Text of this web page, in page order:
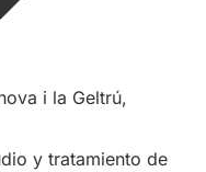
i la Geltrú,
y tratamiento de